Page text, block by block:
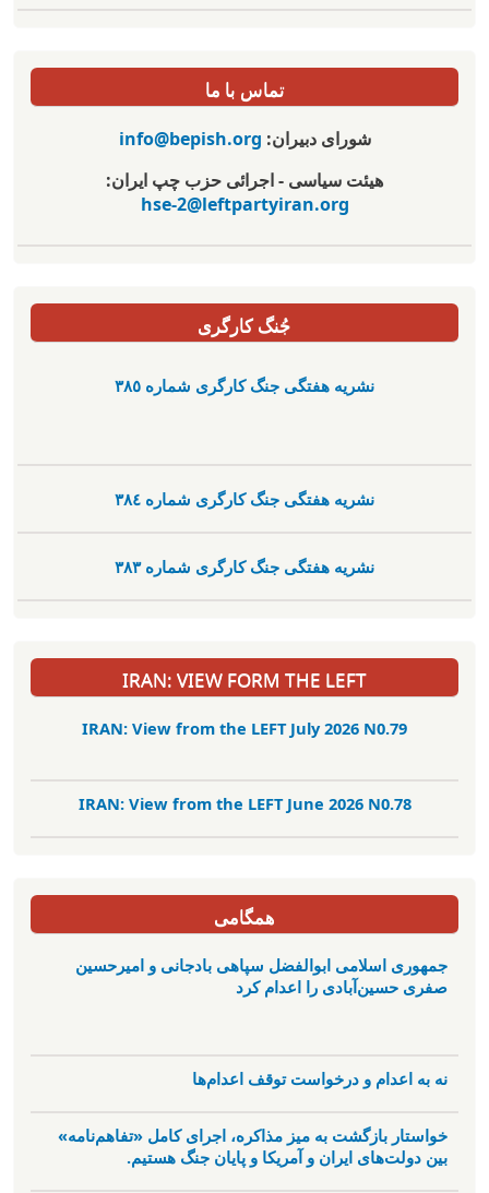
تماس با ما
شورای دبیران:info@bepish.org
هیئت سیاسی - اجرائی حزب چپ ایران:
hse-2@leftpartyiran.org
جُنگ کارگری
نشریە هفتگی جنگ کارگری شمارە ٣٨٥
نشریە هفتگی جنگ کارگری شمارە ٣٨٤
نشریە هفتگی جنگ کارگری شمارە ٣٨٣
IRAN: VIEW FORM THE LEFT
IRAN: View from the LEFT July 2026 N0.79
IRAN: View from the LEFT June 2026 N0.78
همگامی
جمهوری اسلامی ابوالفضل سپاهی بادجانی و امیرحسین
صفری حسین‌آبادی را اعدام کرد
نه به اعدام و درخواست توقف اعدام‌ها
خواستار بازگشت به میز مذاکره، اجرای کامل «تفاهم‌نامه»
بین دولت‌های ایران و آمریکا و پایان جنگ هستیم.